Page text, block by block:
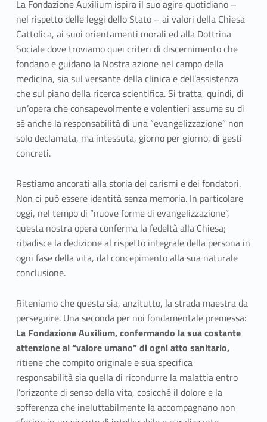
M
i
s
s
i
o
n
e
e
V
a
l
o
r
i
La Fondazione Auxilium ispira il suo agire quotidiano –
nel rispetto delle leggi dello Stato – ai valori della Chiesa
Cattolica, ai suoi orientamenti morali ed alla Dottrina
Sociale dove troviamo quei criteri di discernimento che
fondano e guidano la Nostra azione nel campo della
medicina, sia sul versante della clinica e dell’assistenza
che sul piano della ricerca scientifica. Si tratta, quindi, di
un’opera che consapevolmente e volentieri assume su di
sé anche la responsabilità di una “evangelizzazione” non
solo declamata, ma intessuta, giorno per giorno, di gesti
concreti.
Restiamo ancorati alla storia dei carismi e dei fondatori.
Non ci può essere identità senza memoria. In particolare
oggi, nel tempo di “nuove forme di evangelizzazione”,
questa nostra opera conferma la fedeltà alla Chiesa;
ribadisce la dedizione al rispetto integrale della persona in
ogni fase della vita, dal concepimento alla sua naturale
conclusione.
Riteniamo che questa sia, anzitutto, la strada maestra da
perseguire. Una seconda per noi fondamentale premessa:
La Fondazione Auxilium, confermando la sua costante
attenzione al “valore umano” di ogni atto sanitario,
ritiene che compito originale e sua specifica
responsabilità sia quella di ricondurre la malattia entro
l’orizzonte di senso della vita, cosicché il dolore e la
sofferenza che ineluttabilmente la accompagnano non